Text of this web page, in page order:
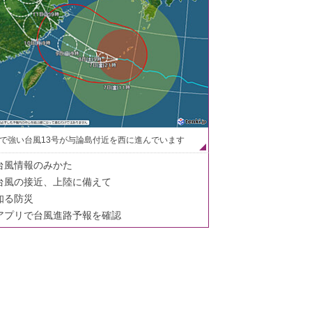
強い台風13号が与論島付近を西に進んでいます
風情報のみかた
風の接近、上陸に備えて
る防災
プリで台風進路予報を確認